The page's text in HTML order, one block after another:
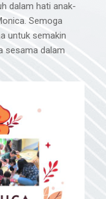
dalam hati anak-
Semoga
untuk semakin
sesama dalam